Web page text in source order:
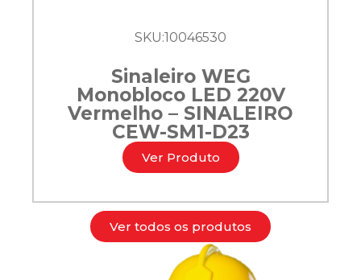
SKU:10046530
Sinaleiro WEG
Monobloco LED 220V
Vermelho – SINALEIRO
CEW-SM1-D23
Ver Produto
Ver todos os produtos